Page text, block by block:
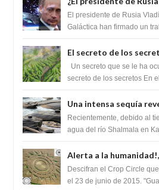
Federación Galactica
tratado para acabar
El presidente de Rusia
Galáctica han firmado un
El secreto de los
cambiaría por
humanidad
Un secreto que se le ha
secreto de los secretos En
Una intensa sequía
impresionante
Lingas
Recientemente, debido al
agua del río Shalmala en
Alerta a la
del Crop Circle de
Descifran el Crop Circle
el 23 de junio de 2015.